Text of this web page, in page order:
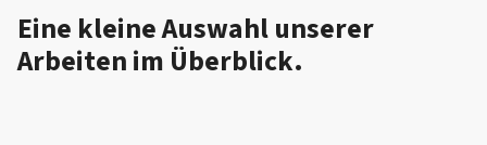
Eine kleine Auswahl unserer
Arbeiten im Überblick.